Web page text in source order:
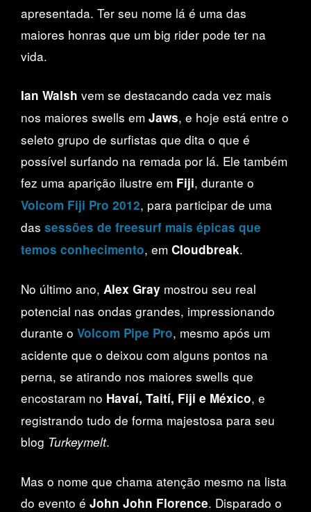
apresentada. Ter seu nome lá é uma das
maiores honras que um big rider pode ter na
vida.
Ian Walsh vem se destacando cada vez mais
nos maiores swells em Jaws, e hoje está entre o
seleto grupo de surfistas que dita o que é
possível surfando na remada por lá. Ele também
fez uma aparição ilustre em Fiji, durante o
Volcom Fiji Pro 2012, para participar de uma
das sessões de freesurf mais épicas que
temos conhecimento, em Cloudbreak.
No último ano, Alex Gray mostrou seu real
potencial nas ondas grandes, impressionando
durante o Volcom Pipe Pro, mesmo após um
acidente que o deixou com alguns pontos na
perna, se atirando nos maiores swells que
encostaram no Havaí, Taití, Fiji e México, e
registrando tudo de forma majestosa para seu
blog Turkeymelt.
Mas o nome que chama atenção mesmo na lista
do evento é John John Florence. Disparado o